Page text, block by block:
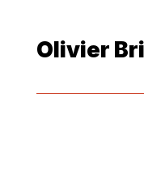
Olivier